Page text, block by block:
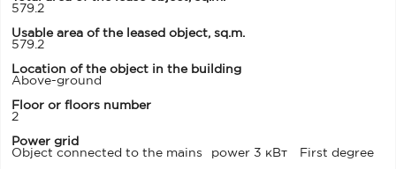
579.2
Usable area of ​​the leased object, sq.m.
579.2
Location of the object in the building
Above-ground
Floor or floors number
2
Power grid
Object connected to the mains
power 3 кВт First degree